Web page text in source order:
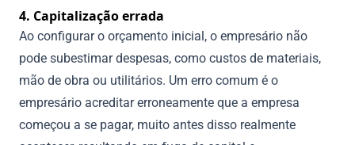
4. Capitalização errada
Ao configurar o orçamento inicial, o empresário não
pode subestimar despesas, como custos de materiais,
mão de obra ou utilitários. Um erro comum é o
empresário acreditar erroneamente que a empresa
começou a se pagar, muito antes disso realmente